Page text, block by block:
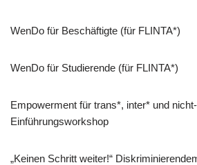
WenDo für Beschäftigte (für FLINTA*)
WenDo für Studierende (für FLINTA*)
Empowerment für trans*, inter* und
Einführungsworkshop
„Keinen Schritt weiter!“